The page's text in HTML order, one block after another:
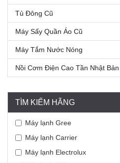
Tủ Đông Cũ
Máy Sấy Quần Áo Cũ
Máy Tắm Nước Nóng
Nồi Cơm Điện Cao Tần Nhật Bản
TÌM KIẾM HÃNG
Máy lạnh Gree
Máy lạnh Carrier
Máy lạnh Electrolux